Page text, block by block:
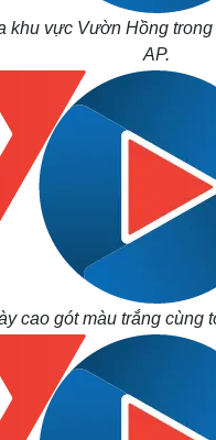
vực Vườn Hồng
AP.
cao gót màu trắng cùng